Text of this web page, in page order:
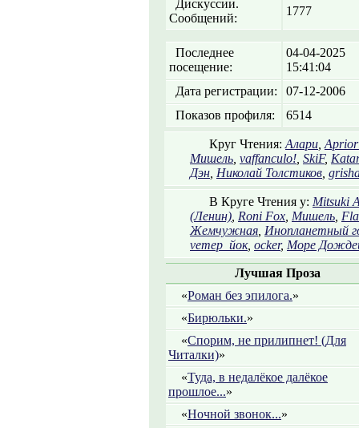
Дискуссии.
Сообщений:
1777
Последнее
посещение:
04-04-2025
15:41:04
Дата регистрации:
07-12-2006
Показов профиля:
6514
Круг Чтения: Алари
Мишель vaffanculo! SkiF,
Дэн Николай Толстиков
В Круге Чтения у: Mitsuki
(Ленин) Roni Fox Мишель
Жемчужная Инопланетный
vетер_йок, ocker, Море
Лучшая Проза
«Роман без эпилога.»
«Бирюльки.»
«Спорим, не прилипнет! (Для
Читалки)»
«Туда, в недалёкое далёкое
прошлое...»
«Ночной звонок...»